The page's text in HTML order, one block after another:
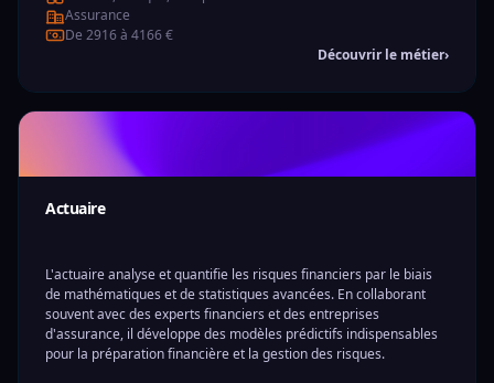
Assurance
De 2916 à 4166 €
Découvrir le métier›
Actuaire
L'actuaire analyse et quantifie les risques financiers par le biais
de mathématiques et de statistiques avancées. En collaborant
souvent avec des experts financiers et des entreprises
d'assurance, il développe des modèles prédictifs indispensables
pour la préparation financière et la gestion des risques.